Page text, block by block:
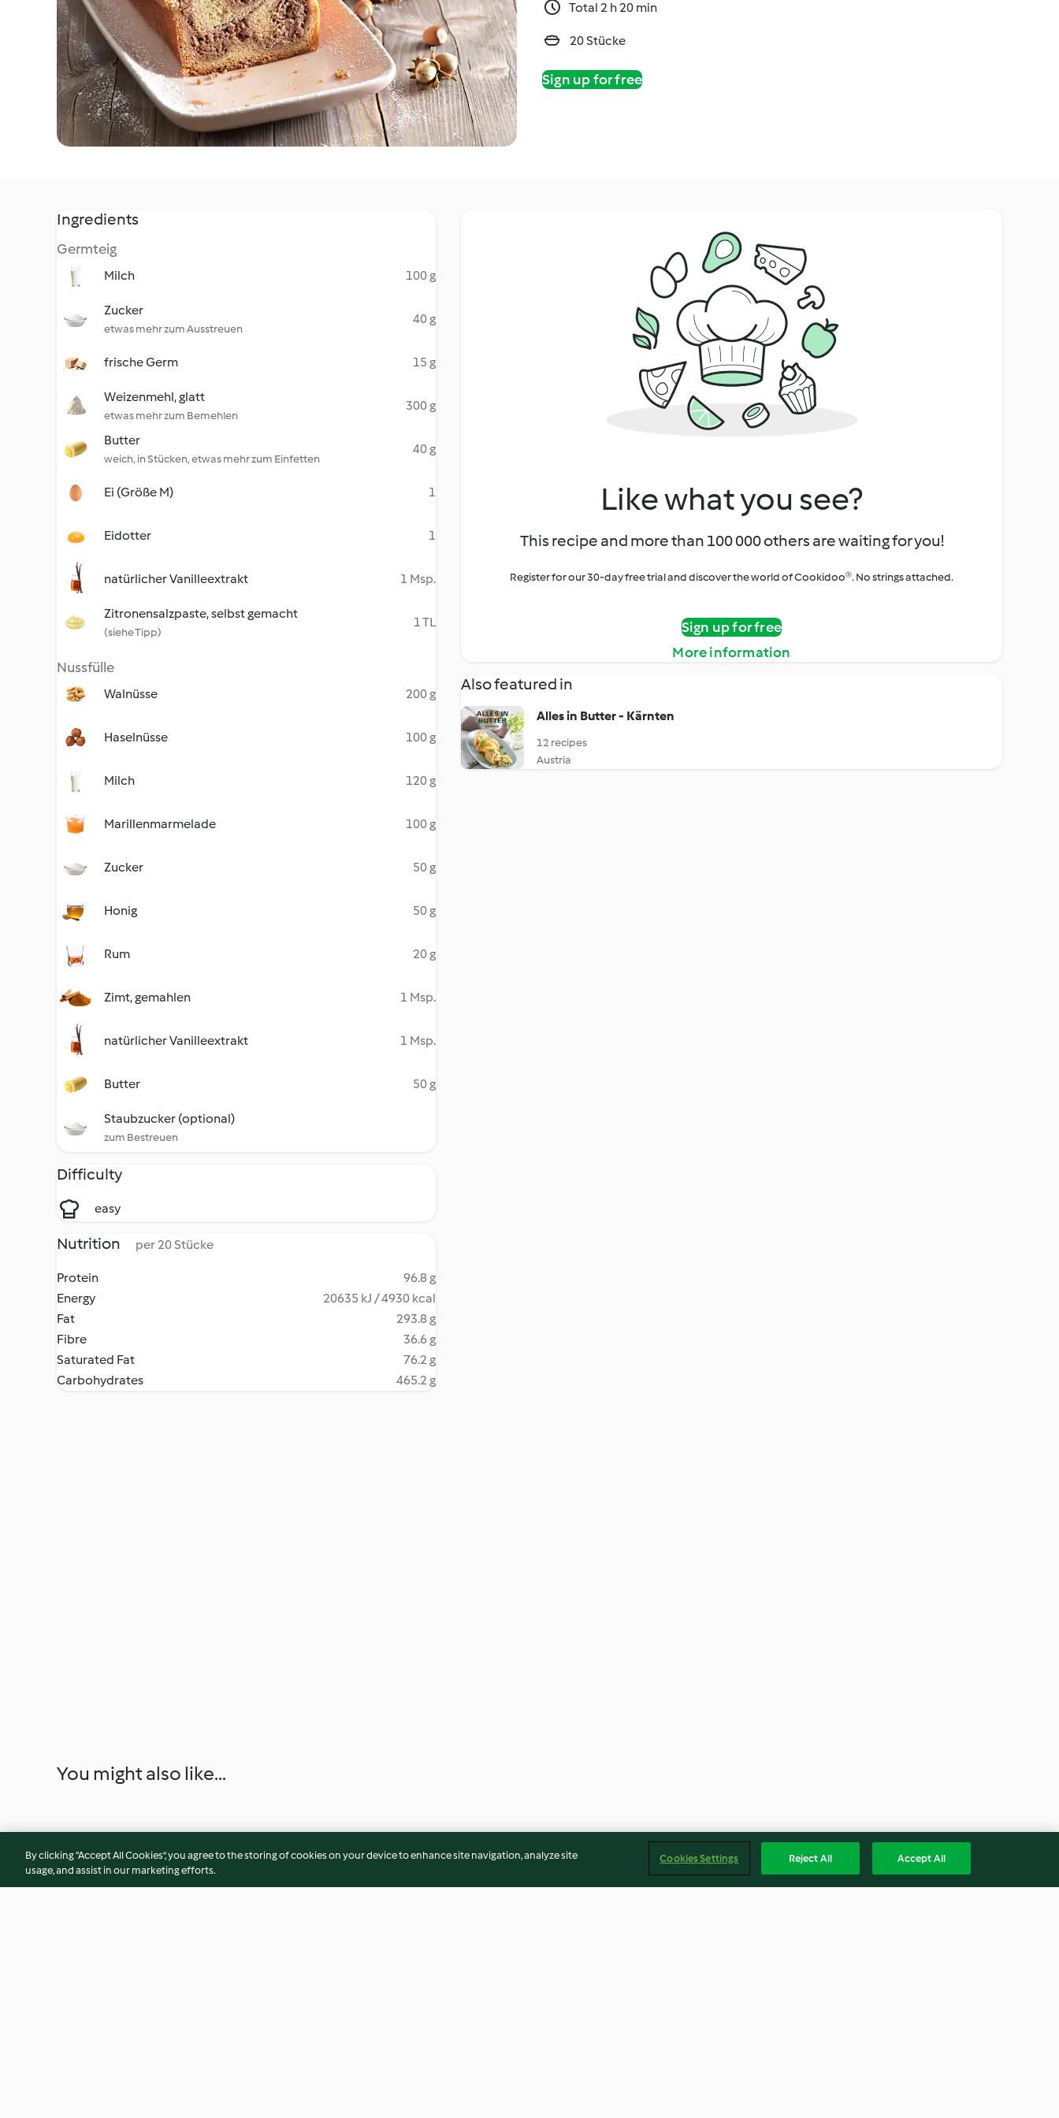
Total 2 h 20 min
20 Stücke
Sign up for free
Ingredients
Germteig
Milch 100 g
Zucker
etwas mehr zum Ausstreuen
40 g
frische Germ 15 g
Weizenmehl, glatt
etwas mehr zum Bemehlen
300 g
Butter
weich, in Stücken, etwas mehr zum Einfetten
40 g
Ei (Größe M) 1
Eidotter 1
natürlicher Vanilleextrakt 1 Msp.
Zitronensalzpaste, selbst gemacht
(siehe Tipp)
1 TL
Nussfülle
Walnüsse 200 g
Haselnüsse 100 g
Milch 120 g
Marillenmarmelade 100 g
Zucker 50 g
Honig 50 g
Rum 20 g
Zimt, gemahlen 1 Msp.
natürlicher Vanilleextrakt 1 Msp.
Butter 50 g
Staubzucker (optional)
zum Bestreuen
Difficulty
easy
Nutrition per 20 Stücke
Protein
96.8 g
Energy
20635 kJ / 4930 kcal
Fat
293.8 g
Fibre
36.6 g
Saturated Fat
76.2 g
Carbohydrates
465.2 g
Like what you see?
This recipe and more than 100 000 others are waiting for you!
Register for our 30-day free trial and discover the world of Cookidoo®. No strings attached.
Sign up for free
More information
Also featured in
Alles in Butter - Kärnten
12 recipes
Austria
You might also like...
By clicking “Accept All Cookies”, you agree to the storing of cookies on your device to enhance site navigation, analyze site
usage, and assist in our marketing efforts.
Cookies Settings Reject All Accept All